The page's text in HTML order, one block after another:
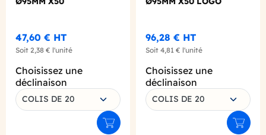
47,60 € HT
Soit 2,38 € l'unité
Choisissez une
déclinaison
COLIS DE 20
Ajouter au panier
96,28 € HT
Soit 4,81 € l'unité
Choisissez une
déclinaison
COLIS DE 20